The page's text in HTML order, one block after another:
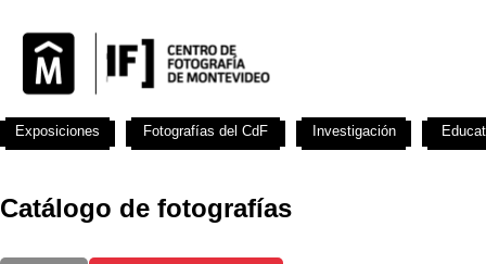
Catálogo de fotografías
Exposiciones Fotografías del CdF Investigación